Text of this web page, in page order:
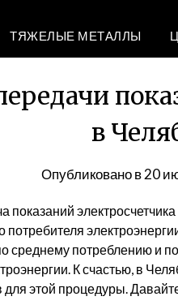
ТЯЖЕЛЫЕ МЕТАЛЛЫ
в
Опубликовано в20
показаний
потребителя
среднему потреблению и
К счастью, в
для этой процедуры.